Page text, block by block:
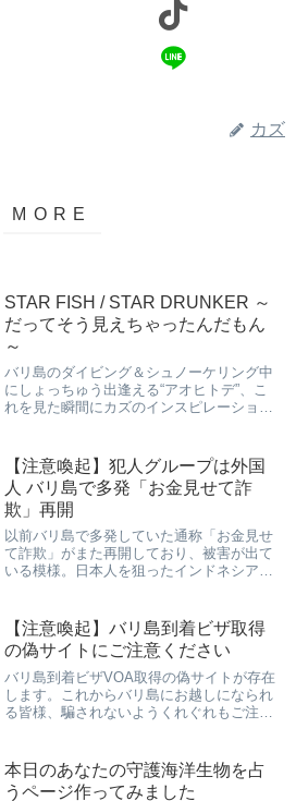
カズ
STAR FISH / STAR DRUNKER ～
だってそう見えちゃったんだもん
～
バリ島のダイビング＆シュノーケリング中
にしょっちゅう出逢える“アオヒトデ”、こ
れを見た瞬間にカズのインスピレーション
み頂けましたらちょー嬉しいです。
【注意喚起】犯人グループは外国
人 バリ島で多発「お金見せて詐
欺」再開
以前バリ島で多発していた通称「お金見せ
て詐欺」がまた再開しており、被害が出て
いる模様。日本人を狙ったインドネシア人
皆々様、くれぐれもお気を付け下さい。
【注意喚起】バリ島到着ビザ取得
の偽サイトにご注意ください
バリ島到着ビザVOA取得の偽サイトが存在
します。これからバリ島にお越しになられ
る皆様、騙されないようくれぐれもご注意
本日のあなたの守護海洋生物を占
うページ作ってみました